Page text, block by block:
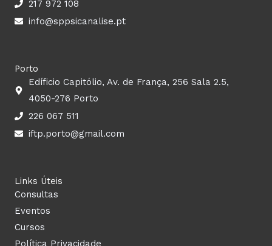
217 972 108
info@sppsicanalise.pt
Porto
Edíficio Capitólio, Av. de França, 256 Sala 2.5,
4050-276 Porto
226 067 511
iftp.porto@gmail.com
Links Úteis
Consultas
Eventos
Cursos
Política Privacidade